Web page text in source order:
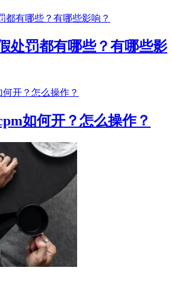
处罚都有哪些？有哪些影
如何开？怎么操作？